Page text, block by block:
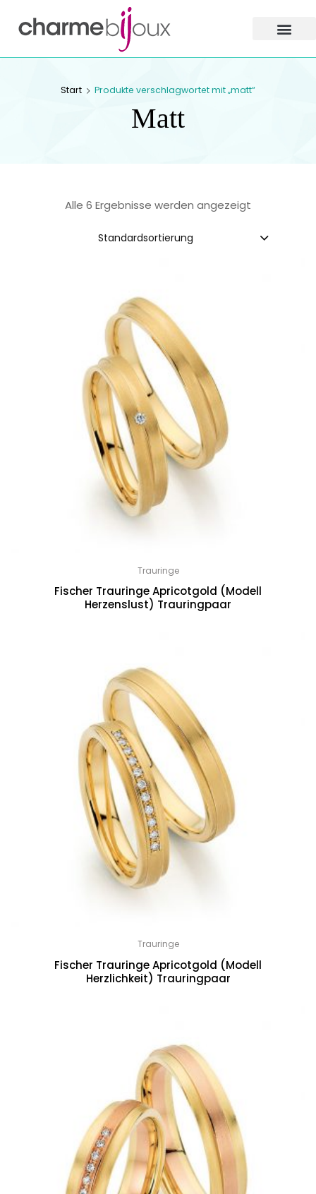
Bijoux
ZOFINGEN
Start Produkte verschlagwortet mit „matt“
Matt
Alle 6 Ergebnisse werden angezeigt
Standardsortierung
Trauringe
Fischer Trauringe Apricotgold (Modell
Herzenslust) Trauringpaar
Trauringe
Fischer Trauringe Apricotgold (Modell
Herzlichkeit) Trauringpaar